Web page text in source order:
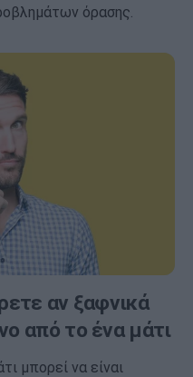
όρασης.
αν ξαφνικά
από το ένα μάτι
μπορεί να είναι